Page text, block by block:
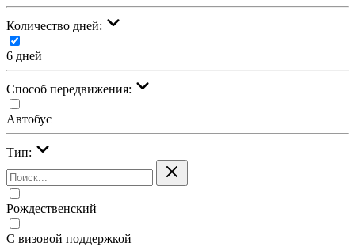
Количество дней:
6 дней
Cпособ передвижения:
Автобус
Тип:
Рождественский
С визовой поддержкой